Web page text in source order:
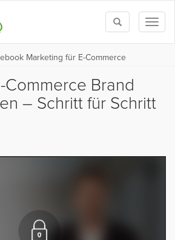
Toggle
search
Marketing für E-Commerce
Commerce Brand
– Schritt für Schritt